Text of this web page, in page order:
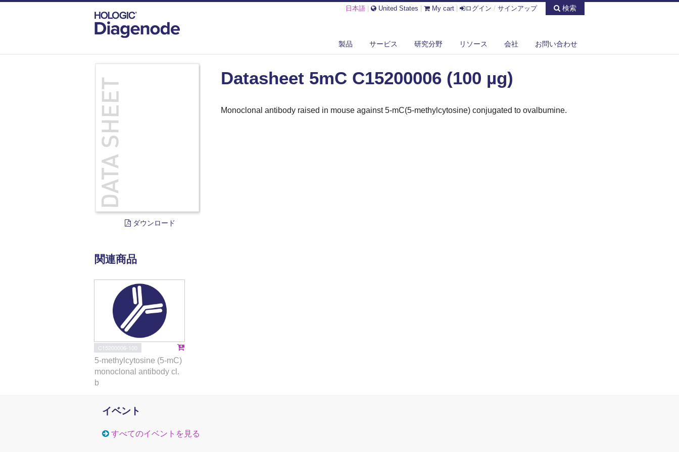
日本語 United States My cart ログイン / サインアップ 検索
製品 サービス 研究分野 リソース 会社 お問い合わせ
ダウンロード
Datasheet 5mC C15200006 (100 µg)
Monoclonal antibody raised in mouse against 5-mC(5-methylcytosine) conjugated to ovalbumine.
関連商品
C15200006-100
5-methylcytosine (5-mC)
monoclonal antibody cl.
b
イベント
すべてのイベントを見る